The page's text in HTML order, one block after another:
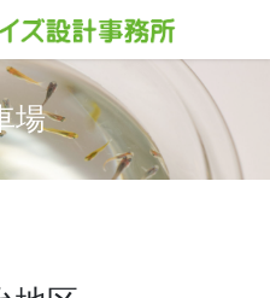
場